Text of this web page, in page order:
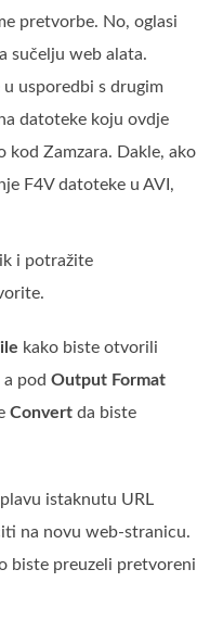
pretvorbe. No, oglasi
sučelju web alata.
usporedbi s drugim
datoteke koju ovdje
kod Zamzara. Dakle, ako
F4V datoteke u AVI,
i potražite
kako biste otvorili
a podOutput Format
Convert da biste
istaknutu URL
na novu web-stranicu.
biste preuzeli pretvoreni